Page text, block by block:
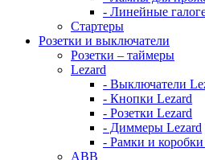
- Линейные
Стартеры
Розетки и выключатели
Розетки – таймеры
Lezard
- Выключатели
- Кнопки Lezard
- Розетки Lezard
- Диммеры Lezard
- Рамки и коробки
ABB